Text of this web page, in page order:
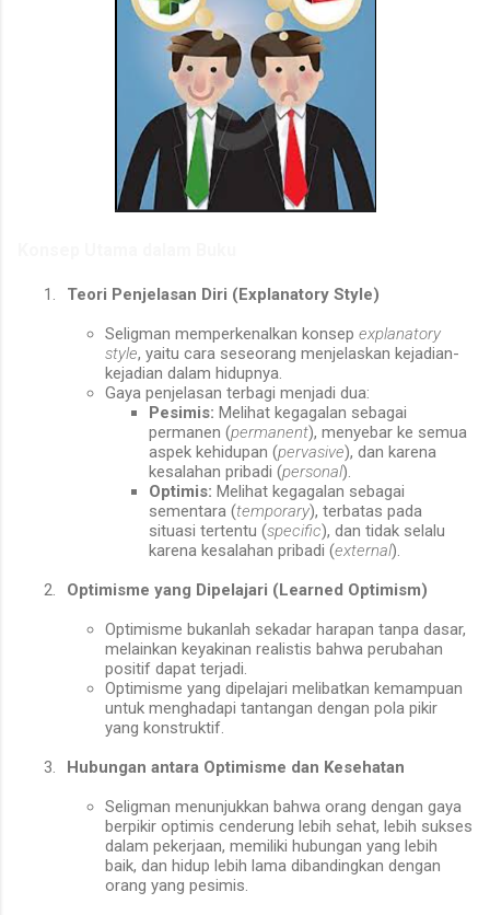
1.
Teori Penjelasan Diri (Explanatory Style)
Seligman memperkenalkan konsep explanatory
style, yaitu cara seseorang menjelaskan kejadian-
kejadian dalam hidupnya.
Gaya penjelasan terbagi menjadi dua:
Pesimis: Melihat kegagalan sebagai
permanen (permanent), menyebar ke semua
aspek kehidupan (pervasive), dan karena
kesalahan pribadi (personal).
Optimis: Melihat kegagalan sebagai
sementara (temporary), terbatas pada
situasi tertentu (specific), dan tidak selalu
karena kesalahan pribadi (external).
2.
Optimisme yang Dipelajari (Learned Optimism)
Optimisme bukanlah sekadar harapan tanpa dasar,
melainkan keyakinan realistis bahwa perubahan
positif dapat terjadi.
Optimisme yang dipelajari melibatkan kemampuan
untuk menghadapi tantangan dengan pola pikir
yang konstruktif.
3.
Hubungan antara Optimisme dan Kesehatan
Seligman menunjukkan bahwa orang dengan gaya
berpikir optimis cenderung lebih sehat, lebih sukses
dalam pekerjaan, memiliki hubungan yang lebih
baik, dan hidup lebih lama dibandingkan dengan
orang yang pesimis.